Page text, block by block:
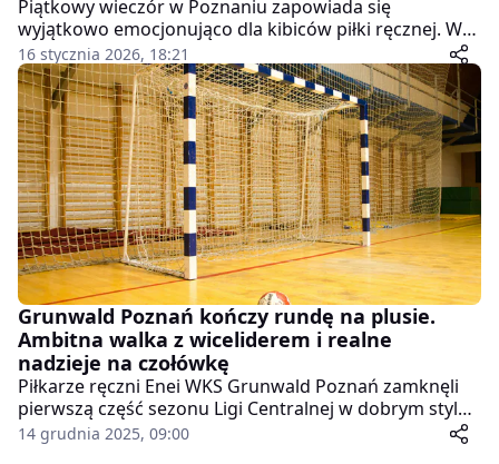
Piątkowy wieczór w Poznaniu zapowiada się
wyjątkowo emocjonująco dla kibiców piłki ręcznej. W
hali POSiR przy Drodze Dębińskiej rozegrany zostanie
mecz 1/8 finału ORLEN Pucharu Polski, w którym Enea
PR Poznań zmierzy się z Enea MKS Gniezno. Stawką
spotkania jest awans do ćwierćfinału prestiżowych
rozgrywek.
16 stycznia 2026, 18:21
Grunwald Poznań kończy rundę na plusie.
Ambitna walka z wiceliderem i realne
nadzieje na czołówkę
Piłkarze ręczni Enei WKS Grunwald Poznań zamknęli
pierwszą część sezonu Ligi Centralnej w dobrym stylu,
pozostawiając po sobie wrażenie zespołu, który
14 grudnia 2025, 09:00